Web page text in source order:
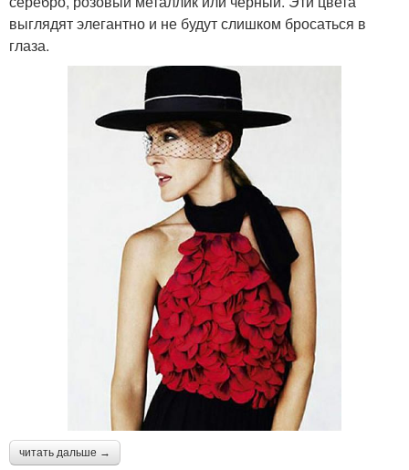
выглядят элегантно и не будут слишком бросаться в
глаза.
читать дальше →